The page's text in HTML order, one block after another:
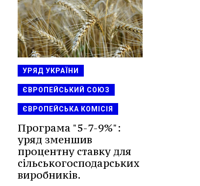
УРЯД УКРАЇНИ
ЄВРОПЕЙСЬКИЙ СОЮЗ
ЄВРОПЕЙСЬКА КОМІСІЯ
Програма "5-7-9%":
уряд зменшив
процентну ставку для
сільськогосподарських
виробників.